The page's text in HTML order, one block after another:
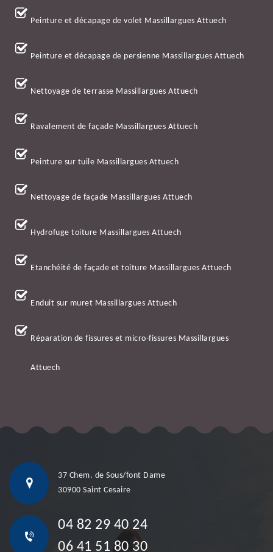
Peinture et décapage de volet Massillargues Attuech
Peinture et décapage de persienne Massillargues Attuech
Nettoyage de terrasse Massillargues Attuech
Ravalement de façade Massillargues Attuech
Peinture sur tuile Massillargues Attuech
Nettoyage de façade Massillargues Attuech
Hydrofuge toiture Massillargues Attuech
Etanchéité de façade et toiture Massillargues Attuech
Enduit sur muret Massillargues Attuech
Réparation de fissures et micro-fissures Massillargues
Attuech
37 Chem. de Sous/font Dame
30900 Saint Cesaire
04 82 29 40 24
06 41 51 80 30